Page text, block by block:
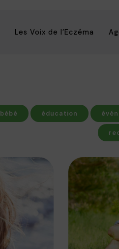
Les Voix de l’Eczéma
bébé éducation